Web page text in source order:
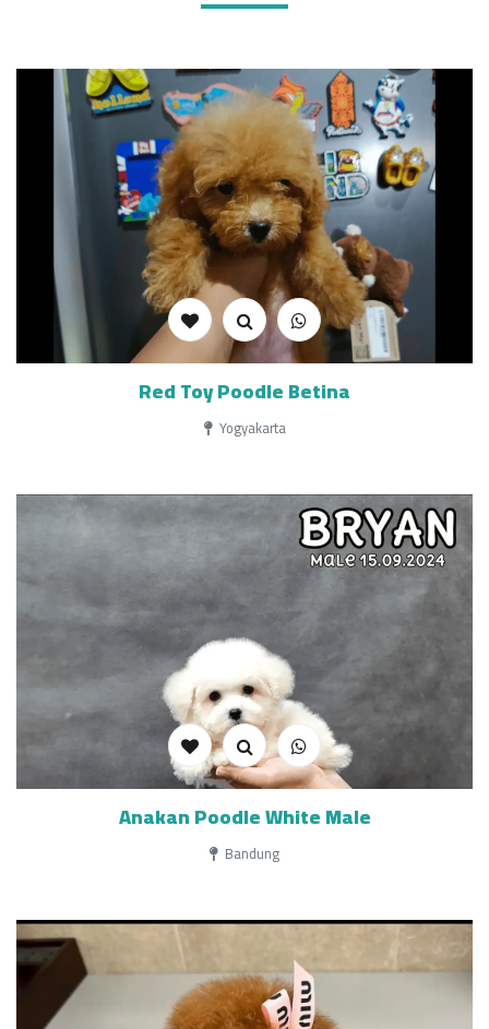
Red Toy Poodle Betina
Yogyakarta
Anakan Poodle White Male
Bandung